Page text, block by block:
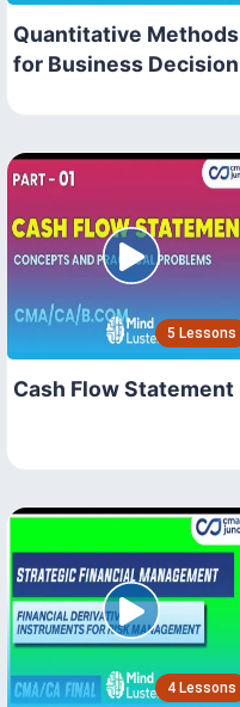
Quantitative Methods
for Business Decision
5 Lessons
Cash Flow Statement
4 Lessons